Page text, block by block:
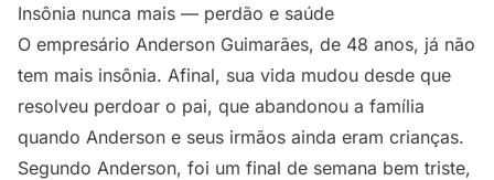
Insônia nunca mais — perdão e saúde
O empresário Anderson Guimarães, de 48 anos, já não
tem mais insônia. Afinal, sua vida mudou desde que
resolveu perdoar o pai, que abandonou a família
quando Anderson e seus irmãos ainda eram crianças.
Segundo Anderson, foi um final de semana bem triste,